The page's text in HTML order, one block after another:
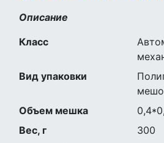
Описание
Класс
Вид упаковки
Объем мешка
Вес, г
300